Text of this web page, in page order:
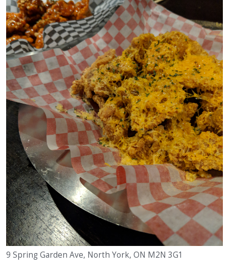
9 Spring Garden Ave, North York, ON M2N 3G1